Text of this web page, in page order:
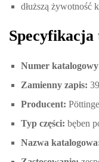
dłuższą żywotność
Specyfikacja
Numer
Zamienny zapis:
Producent:
Typ części: bęben
Nazwa